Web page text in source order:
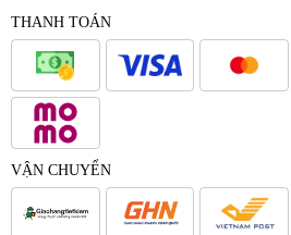
THANH TOÁN
VẬN CHUYỂN